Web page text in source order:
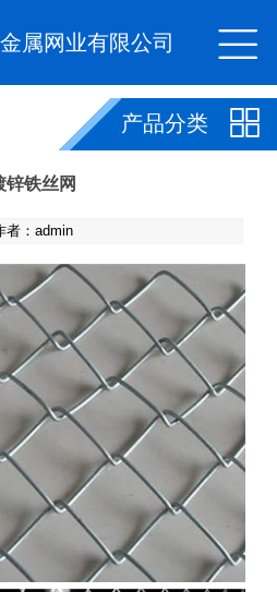

属网业有限公司
产品分类 
锌铁丝网
者：admin